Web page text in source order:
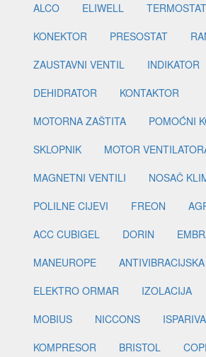
ALCO
ELIWELL TERMOSTAT
KONEKTOR
PRESOSTAT
ZAUSTAVNI VENTIL
INDIKATOR
DEHIDRATOR
KONTAKTOR
MOTORNA ZAŠTITA
POMOĆNI
SKLOPNIK
MOTOR
MAGNETNI VENTILI
NOSAČ
POLILNE CIJEVI
FREON
ACC CUBIGEL
DORIN
MANEUROPE
ELEKTRO ORMAR
IZOLACIJA
MOBIUS
NICCONS
KOMPRESOR
BRISTOL